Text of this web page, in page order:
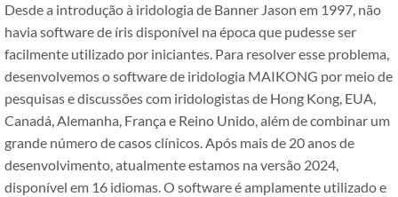
Desde a introdução à iridologia de Banner Jason em 1997, não
havia software de íris disponível na época que pudesse ser
facilmente utilizado por iniciantes. Para resolver esse problema,
desenvolvemos o software de iridologia MAIKONG por meio de
pesquisas e discussões com iridologistas de Hong Kong, EUA,
Canadá, Alemanha, França e Reino Unido, além de combinar um
grande número de casos clínicos. Após mais de 20 anos de
desenvolvimento, atualmente estamos na versão 2024,
disponível em 16 idiomas. O software é amplamente utilizado e